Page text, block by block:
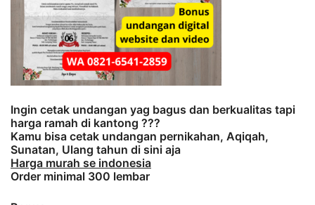
Ingin cetak undangan yag bagus dan berkualitas tapi
harga ramah di kantong ???
Kamu bisa cetak undangan pernikahan, Aqiqah,
Sunatan, Ulang tahun di sini aja
Harga murah se indonesia
Order minimal 300 lembar